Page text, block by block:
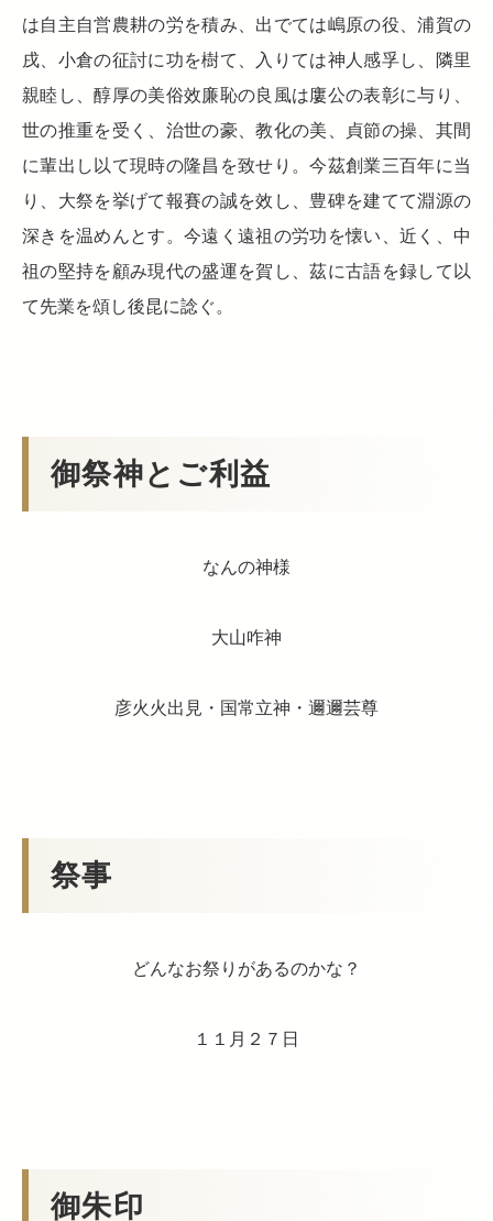
は自主自営農耕の労を積み、出でては嶋原の役、浦賀の
戌、小倉の征討に功を樹て、入りては神人感孚し、隣里
親睦し、醇厚の美俗效廉恥の良風は廔公の表彰に与り、
世の推重を受く、治世の豪、教化の美、貞節の操、其間
に輩出し以て現時の隆昌を致せり。今茲創業三百年に当
り、大祭を挙げて報賽の誠を效し、豊碑を建てて淵源の
深きを温めんとす。今遠く遠祖の労功を懐い、近く、中
祖の堅持を顧み現代の盛運を賀し、茲に古語を録して以
て先業を頌し後昆に諗ぐ。
御祭神とご利益
なんの神様
大山咋神
彦火火出見・国常立神・邇邇芸尊
祭事
どんなお祭りがあるのかな？
１１月２７日
御朱印